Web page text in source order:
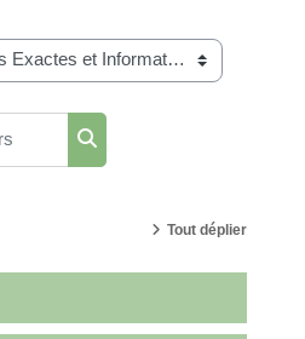
Rechercher des cours
Tout déplier